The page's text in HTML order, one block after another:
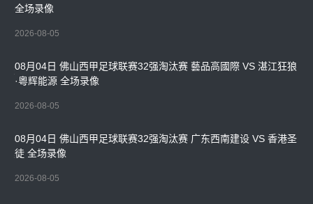
全场录像
2026-08-05
08月04日 佛山西甲足球联赛32强淘汰赛 藝品高國際 VS 湛江狂狼
·粵辉能源 全场录像
2026-08-05
08月04日 佛山西甲足球联赛32强淘汰赛 广东西南建设 VS 香港圣
徒 全场录像
2026-08-05